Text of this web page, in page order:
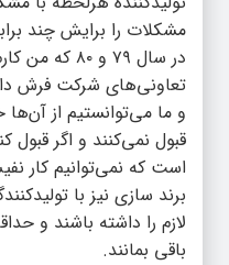
مشکلات را برایش چند
در سال ۷۹ و
تعاونی‌های شرکت فرش
و ما می‌توانستیم از
قبول نمی‌کنند و اگر قبول
است که نمی‌توانیم کار
برند سازی نیز با
لازم را داشته باشند و
باقی بمانند.